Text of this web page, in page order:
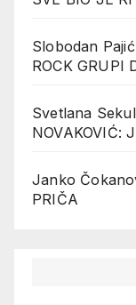
Slobodan Pajić
ROCK GRUPI
Svetlana
NOVAKOVIĆ:
Janko
PRIČA